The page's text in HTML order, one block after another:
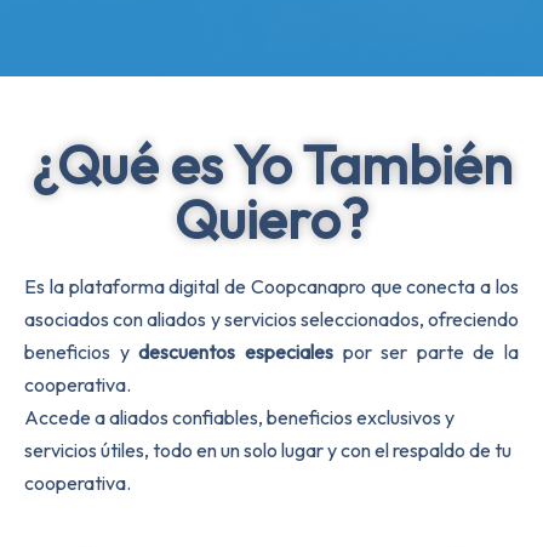
¿Qué es Yo También
Quiero?
Es la plataforma digital de Coopcanapro que conecta a los
asociados con aliados y servicios seleccionados, ofreciendo
beneficios ydescuentos especialespor ser parte de la
cooperativa.
Accede a aliados confiables, beneficios exclusivos y
servicios útiles, todo en un solo lugar y con el respaldo de tu
cooperativa.